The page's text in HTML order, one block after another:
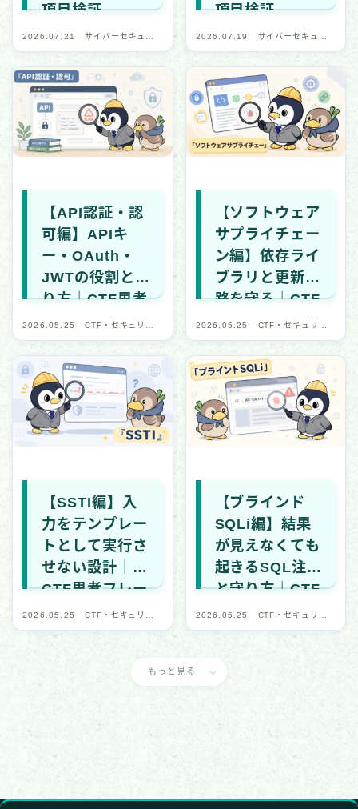
項目検証
2026.07.21
サイバーセキュリ
ティ・デジタル安
項目検証
2026.07.19
サイバーセキュリ
ティ・デジタル安
【API認証・認
可編】APIキ
ー・OAuth・
JWTの役割と守
り方｜CTF思考
フレームワーク
#35
2026.05.25
CTF・セキュリテ
ィ学習
【ソフトウェア
サプライチェー
ン編】依存ライ
ブラリと更新経
路を守る｜CTF
思考フレームワ
ーク #34
2026.05.25
CTF・セキュリテ
ィ学習
【SSTI編】入
力をテンプレー
トとして実行さ
せない設計｜
CTF思考フレー
ムワーク #33
2026.05.25
CTF・セキュリテ
ィ学習
【ブラインド
SQLi編】結果
が見えなくても
起きるSQL注入
と守り方｜CTF
思考フレームワ
ーク #32
2026.05.25
CTF・セキュリテ
ィ学習
もっと見る